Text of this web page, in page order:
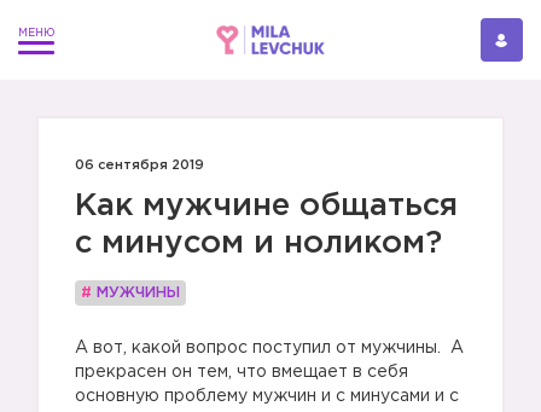
06 сентября 2019
Как мужчине общаться
с минусом и ноликом?
# МУЖЧИНЫ
А вот, какой вопрос поступил от мужчины. А
прекрасен он тем, что вмещает в себя
основную проблему мужчин и с минусами и с